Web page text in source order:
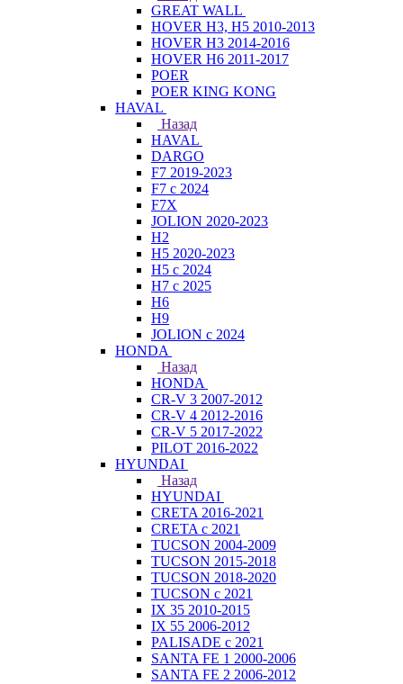
GREAT WALL
HOVER H3, H5 2010-2013
HOVER H3 2014-2016
HOVER H6 2011-2017
POER
POER KING KONG
HAVAL
Назад
HAVAL
DARGO
F7 2019-2023
F7 с 2024
F7X
JOLION 2020-2023
H2
H5 2020-2023
H5 с 2024
H7 с 2025
H6
H9
JOLION с 2024
HONDA
Назад
HONDA
CR-V 3 2007-2012
CR-V 4 2012-2016
CR-V 5 2017-2022
PILOT 2016-2022
HYUNDAI
Назад
HYUNDAI
CRETA 2016-2021
CRETA с 2021
TUCSON 2004-2009
TUCSON 2015-2018
TUCSON 2018-2020
TUCSON с 2021
IX 35 2010-2015
IX 55 2006-2012
PALISADE с 2021
SANTA FE 1 2000-2006
SANTA FE 2 2006-2012